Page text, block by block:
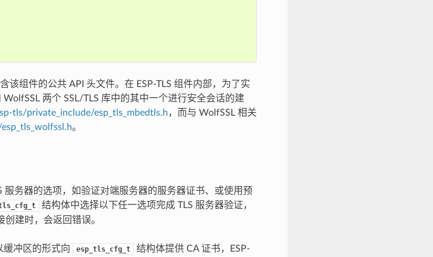
该组件的公共 API 头文件。在 ESP-TLS 组件内部，为了实
两个 SSL/TLS 库中的其中一个进行安全会话的建
tls/private_include/esp_tls_mbedtls.h，而与 WolfSSL 相关
。
服务器的选项，如验证对端服务器的服务器证书、或使用预
结构体中选择以下任一选项完成 TLS 服务器验证，
建时，会返回错误。
缓冲区的形式向 esp_tls_cfg_t
结构体提供 CA 证书，ESP-